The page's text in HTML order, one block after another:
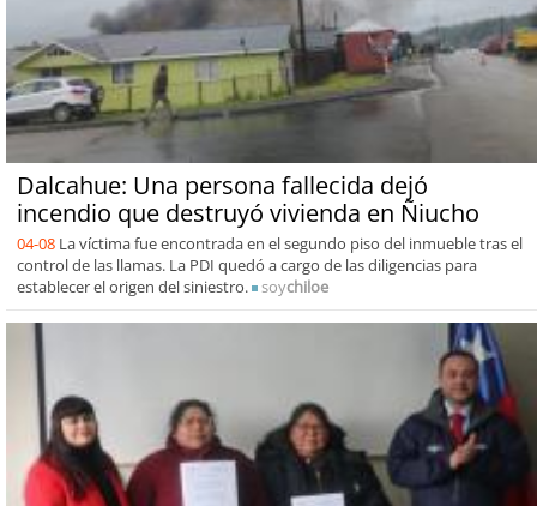
Dalcahue: Una persona fallecida dejó
incendio que destruyó vivienda en Ñiucho
04-08 La víctima fue encontrada en el segundo piso del inmueble tras el
control de las llamas. La PDI quedó a cargo de las diligencias para
establecer el origen del siniestro.
soychiloe